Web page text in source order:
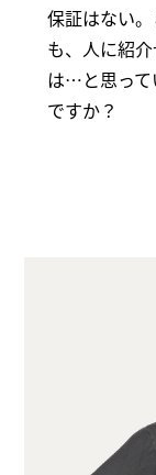
保証はない
も、人に紹
は…と思って
ですか？